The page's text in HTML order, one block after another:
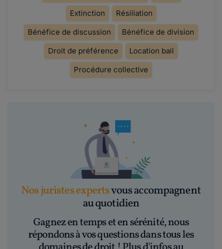
Extinction
Résiliation
Bénéfice de discussion
Bénéfice de division
Droit de préférence
Location bail
Procédure collective
Nos juristes expertsvous accompagnent
au quotidien
Gagnez en temps et en sérénité, nous
répondons à vos questions dans tous les